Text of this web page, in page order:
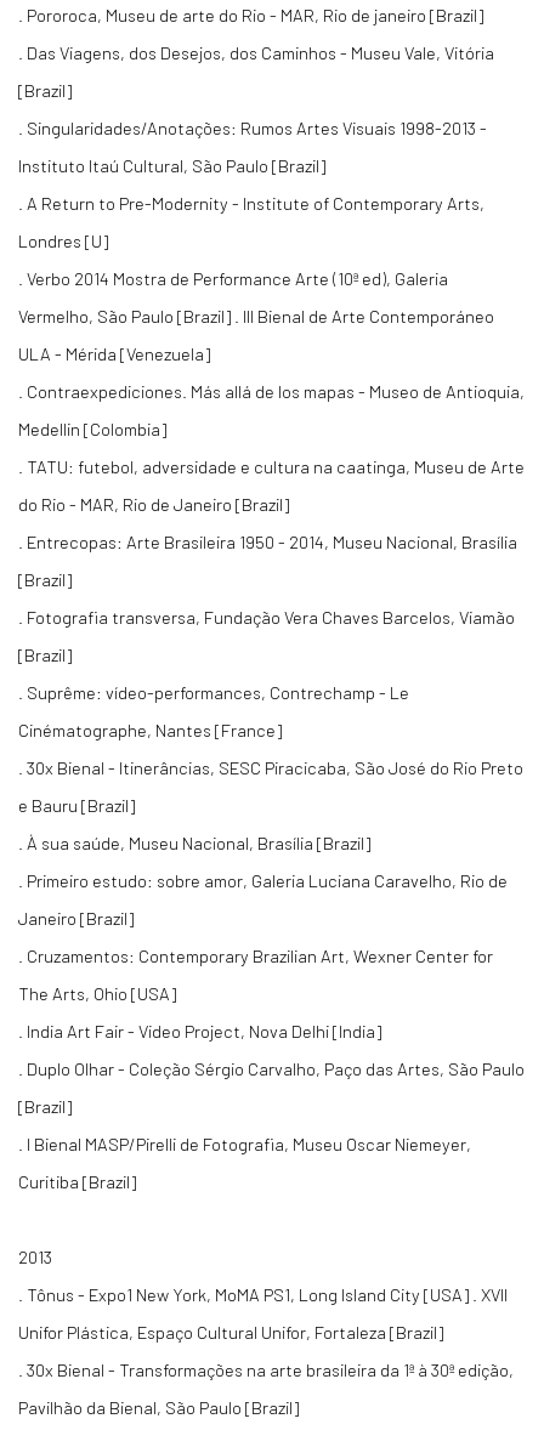
. Pororoca, Museu de arte do Rio - MAR, Rio de janeiro [Brazil]
. Das Viagens, dos Desejos, dos Caminhos - Museu Vale, Vitória
[Brazil]
. Singularidades/Anotações: Rumos Artes Visuais 1998-2013 -
Instituto Itaú Cultural, São Paulo [Brazil]
. A Return to Pre-Modernity - Institute of Contemporary Arts,
Londres [U]
. Verbo 2014 Mostra de Performance Arte (10ª ed), Galeria
Vermelho, São Paulo [Brazil] . III Bienal de Arte Contemporáneo
ULA - Mérida [Venezuela]
. Contraexpediciones. Más allá de los mapas - Museo de Antioquia,
Medellin [Colombia]
. TATU: futebol, adversidade e cultura na caatinga, Museu de Arte
do Rio - MAR, Rio de Janeiro [Brazil]
. Entrecopas: Arte Brasileira 1950 - 2014, Museu Nacional, Brasília
[Brazil]
. Fotografia transversa, Fundação Vera Chaves Barcelos, Viamão
[Brazil]
. Suprême: vídeo-performances, Contrechamp - Le
Cinématographe, Nantes [France]
. 30x Bienal - Itinerâncias, SESC Piracicaba, São José do Rio Preto
e Bauru [Brazil]
. À sua saúde, Museu Nacional, Brasília [Brazil]
. Primeiro estudo: sobre amor, Galeria Luciana Caravelho, Rio de
Janeiro [Brazil]
. Cruzamentos: Contemporary Brazilian Art, Wexner Center for
The Arts, Ohio [USA]
. India Art Fair - Video Project, Nova Delhi [India]
. Duplo Olhar - Coleção Sérgio Carvalho, Paço das Artes, São Paulo
[Brazil]
. I Bienal MASP/Pirelli de Fotografia, Museu Oscar Niemeyer,
Curitiba [Brazil]
2013
. Tônus - Expo1 New York, MoMA PS1, Long Island City [USA] . XVII
Unifor Plástica, Espaço Cultural Unifor, Fortaleza [Brazil]
. 30x Bienal - Transformações na arte brasileira da 1ª à 30ª edição,
Pavilhão da Bienal, São Paulo [Brazil]